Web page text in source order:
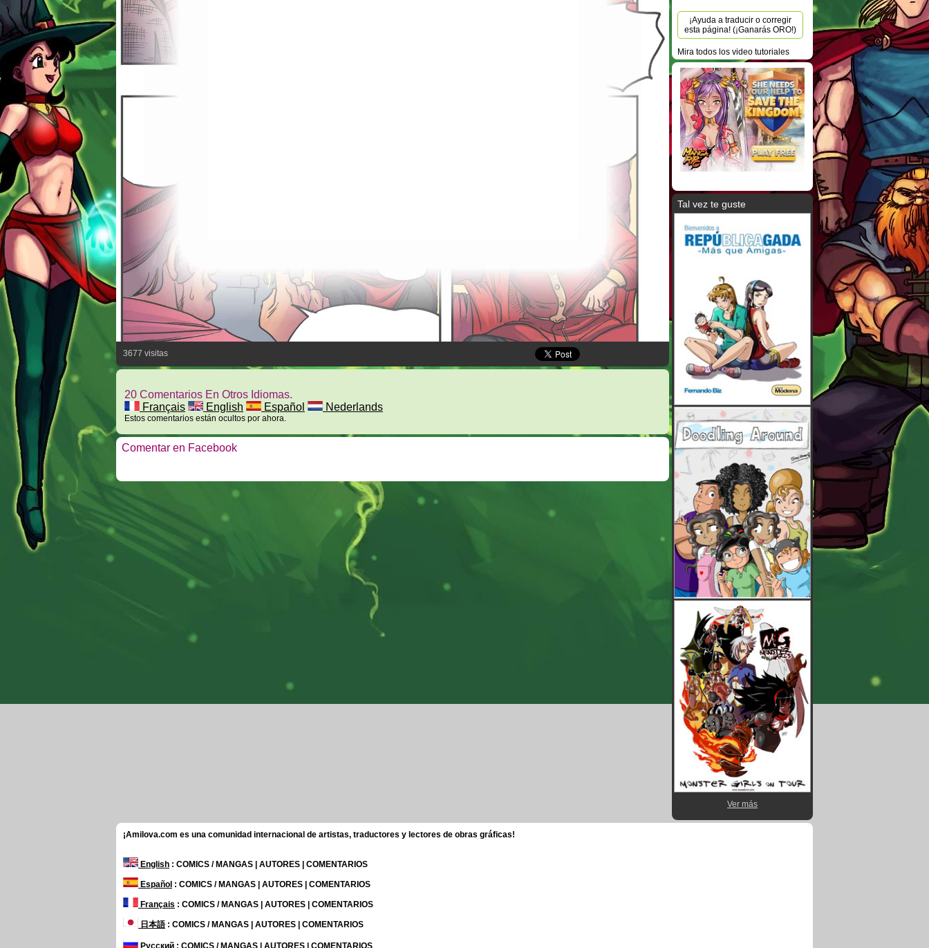
3677 visitas
20 Comentarios En Otros Idiomas.
Français
English Español Nederlands
Estos comentarios están ocultos por ahora.
Comentar en Facebook
¡Ayuda a traducir o corregir
esta página! (¡Ganarás ORO!)
Mira todos los video tutoriales
Tal vez te guste
Ver más
¡Amilova.com es una comunidad internacional de artistas, traductores y lectores de obras gráficas!
English : COMICS / MANGAS | AUTORES | COMENTARIOS
Español : COMICS / MANGAS | AUTORES | COMENTARIOS
Français : COMICS / MANGAS | AUTORES | COMENTARIOS
日本語: COMICS / MANGAS | AUTORES | COMENTARIOS
Русский : COMICS / MANGAS | AUTORES | COMENTARIOS